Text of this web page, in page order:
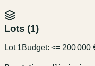
Lots (1)
Lot 1Budget: <= 200 000